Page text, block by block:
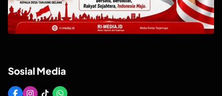
Sosial Media